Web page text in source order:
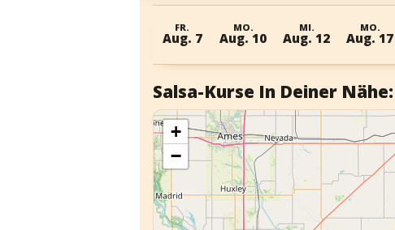
FR.
Aug. 7
MO.
Aug. 10
MI.
Aug. 12
MO.
Aug. 17
Salsa-Kurse In Deiner Nähe:
+
−